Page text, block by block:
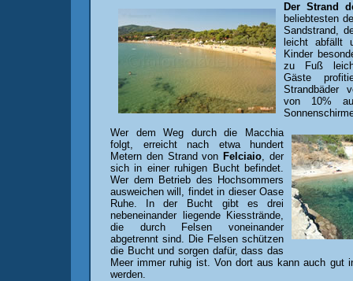
Der Strand
beliebtesten
Sandstrand,
leicht abfällt
Kinder
zu Fuß
Gäste
Strandbäder
von 10%
Wer dem Weg durch die Macchia
folgt, erreicht nach etwa hundert
Metern den Strand von Felciaio, der
sich in einer ruhigen Bucht befindet.
Wer dem Betrieb des Hochsommers
ausweichen will, findet in dieser Oase
Ruhe. In der Bucht gibt es drei
nebeneinander liegende Kiesstrände,
die durch Felsen voneinander
abgetrennt sind. Die Felsen schützen
die Bucht und sorgen dafür, dass das
Meer immer ruhig ist. Von dort aus kann auch gut
werden.